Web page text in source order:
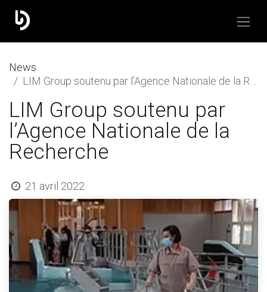
​News
LIM Group soutenu par l’Agence Nationale de la Recherche
LIM Group soutenu par
l’Agence Nationale de la
Recherche
21 avril 2022